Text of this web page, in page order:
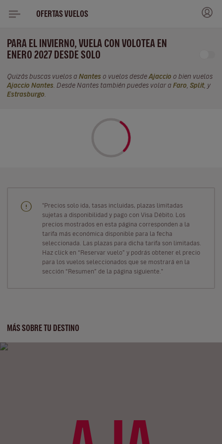
OFERTAS VUELOS
PARA EL INVIERNO, VUELA CON VOLOTEA EN
ENERO 2027 DESDE SOLO
Quizás buscas vuelos a Nantes o vuelos desde Ajaccio o bien vuelos
Ajaccio Nantes . Desde Nantes también puedes volar a Faro Split, y
Estrasburgo
"Precios solo ida, tasas incluidas, plazas limitadas
sujetas a disponibilidad y pago con Visa Débito. Los
precios mostrados en esta página corresponden a la
tarifa más económica disponible para la fecha
seleccionada. Las plazas para dicha tarifa son limitadas.
Haz click en “Reservar vuelo” y podrás obtener el precio
para los vuelos seleccionados que se mostrará en la
sección “Resumen” de la página siguiente."
MÁS SOBRE TU DESTINO